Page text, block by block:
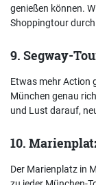
genießen können.
Shoppingtour
9. Segway-
Etwas mehr Action
München genau
und Lust darauf,
10.
Der Marienplatz in